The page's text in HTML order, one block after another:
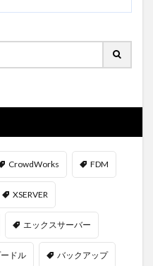
CrowdWorks FDM
XSERVER
エックスサーバー
ードル バックアップ